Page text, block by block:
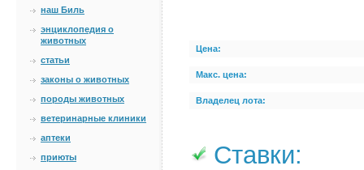
наш Биль
энциклопедия о
животных
статьи
законы о животных
породы животных
ветеринарные клиники
аптеки
приюты
Цена:
Макс. цена:
Владелец лота:
Ставки: